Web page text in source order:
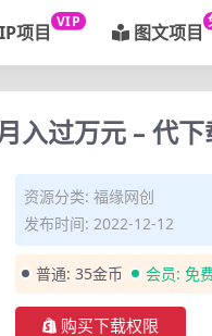
项目 VIP 图文项目
入过万元 – 代
资源分类: 福缘网创
发布时间: 2022-12-12
普通: 35金币 会员: 免
购买下载权限